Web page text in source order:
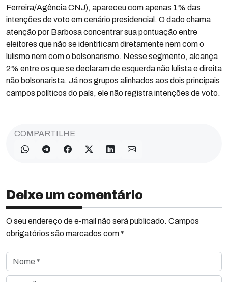
Ferreira/Agência CNJ), apareceu com apenas 1% das
intenções de voto em cenário presidencial. O dado chama
atenção por Barbosa concentrar sua pontuação entre
eleitores que não se identificam diretamente nem com o
lulismo nem com o bolsonarismo. Nesse segmento, alcança
2% entre os que se declaram de esquerda não lulista e direita
não bolsonarista. Já nos grupos alinhados aos dois principais
campos políticos do país, ele não registra intenções de voto.
COMPARTILHE
Deixe um comentário
O seu endereço de e-mail não será publicado. Campos
obrigatórios são marcados com *
Nome *